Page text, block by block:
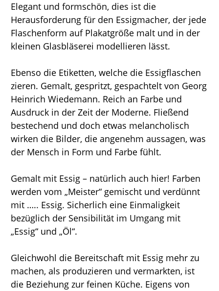
Elegant und formschön, dies ist die
Herausforderung für den Essigmacher, der jede
Flaschenform auf Plakatgröße malt und in der
kleinen Glasbläserei modellieren lässt.
Ebenso die Etiketten, welche die Essigflaschen
zieren. Gemalt, gespritzt, gespachtelt von Georg
Heinrich Wiedemann. Reich an Farbe und
Ausdruck in der Zeit der Moderne. Fließend
bestechend und doch etwas melancholisch
wirken die Bilder, die angenehm aussagen, was
der Mensch in Form und Farbe fühlt.
Gemalt mit Essig – natürlich auch hier! Farben
werden vom „Meister“ gemischt und verdünnt
mit ….. Essig. Sicherlich eine Einmaligkeit
bezüglich der Sensibilität im Umgang mit
„Essig“ und „Öl“.
Gleichwohl die Bereitschaft mit Essig mehr zu
machen, als produzieren und vermarkten, ist
die Beziehung zur feinen Küche. Eigens von